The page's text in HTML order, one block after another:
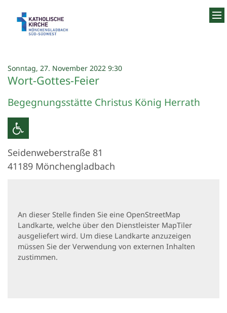
Sonntag, 27. November 2022 9:30:
Wort-Gottes-Feier
Begegnungsstätte Christus König Herrath
Seidenweberstraße 81
41189 Mönchengladbach
An dieser Stelle finden Sie eine OpenStreetMap
Landkarte, welche über den Dienstleister MapTiler
ausgeliefert wird. Um diese Landkarte anzuzeigen
müssen Sie der Verwendung von externen Inhalten
zustimmen.